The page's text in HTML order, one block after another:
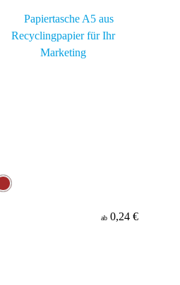
ab 0,24 €